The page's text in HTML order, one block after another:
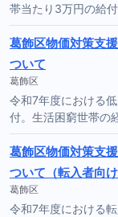
帯当たり3万円の給付
葛飾区物価対策支
ついて
葛飾区
令和7年度における
付。生活困窮世帯の
葛飾区物価対策支
ついて（転入者向け
葛飾区
令和7年度における